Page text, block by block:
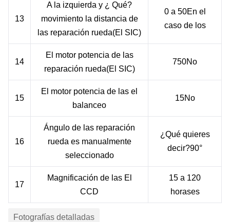
13
A la izquierda y ¿ Qué?
movimiento la distancia de
las reparación rueda(El SIC)
0 a 50En el
caso de los
14
El motor potencia de las
reparación rueda(El SIC)
750No
15
El motor potencia de las el
balanceo
15No
16
Ángulo de las reparación
rueda es manualmente
seleccionado
¿Qué quieres
decir?90°
17
Magnificación de las El
CCD
15 a 120
horases
Fotografías detalladas